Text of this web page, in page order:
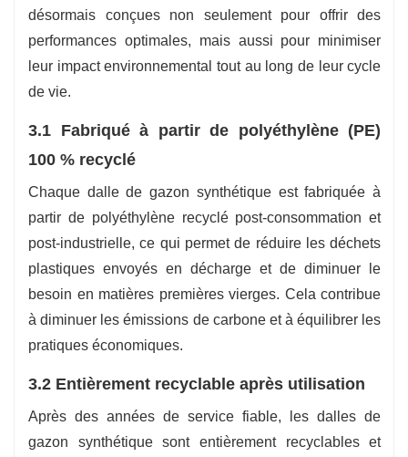
désormais conçues non seulement pour offrir des
performances optimales, mais aussi pour minimiser
leur impact environnemental tout au long de leur cycle
de vie.
3.1 Fabriqué à partir de polyéthylène (PE)
100 % recyclé
Chaque dalle de gazon synthétique est fabriquée à
partir de polyéthylène recyclé post-consommation et
post-industrielle, ce qui permet de réduire les déchets
plastiques envoyés en décharge et de diminuer le
besoin en matières premières vierges. Cela contribue
à diminuer les émissions de carbone et à équilibrer les
pratiques économiques.
3.2 Entièrement recyclable après utilisation
Après des années de service fiable, les dalles de
gazon synthétique sont entièrement recyclables et